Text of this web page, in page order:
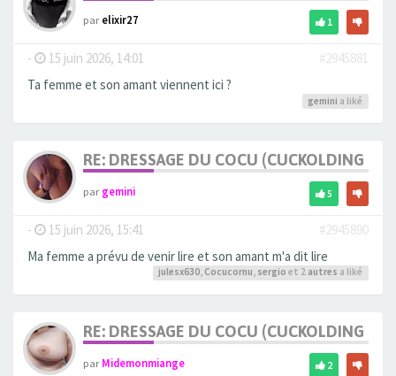
parelixir27 1
- 15 juin 2026, 14:01
#2945881
Ta femme et son amant viennent ici ?
gemini a liké
RE: DRESSAGE DU COCU (CUCKOLDING
pargemini 5
- 15 juin 2026, 15:41
#2945890
Ma femme a prévu de venir lire et son amant m'a dit lire
julesx630, Cocucornu, sergio et 2 autres a liké
RE: DRESSAGE DU COCU (CUCKOLDING
parMidemonmiange 2